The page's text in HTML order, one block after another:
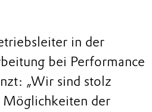
in der
bei Performance
„Wir sind stolz
der